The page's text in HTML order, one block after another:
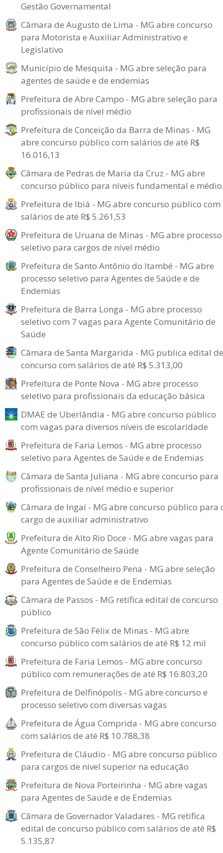
Gestão Governamental
Câmara de Augusto de Lima - MG abre concurso
para Motorista e Auxiliar Administrativo e
Legislativo
Município de Mesquita - MG abre seleção para
agentes de saúde e de endemias
Prefeitura de Abre Campo - MG abre seleção para
profissionais de nível médio
Prefeitura de Conceição da Barra de Minas - MG
abre concurso público com salários de até R$
16.016,13
Câmara de Pedras de Maria da Cruz - MG abre
concurso público para níveis fundamental e médio
Prefeitura de Ibiá - MG abre concurso público com
salários de até R$ 5.261,53
Prefeitura de Uruana de Minas - MG abre processo
seletivo para cargos de nível médio
Prefeitura de Santo Antônio do Itambé - MG abre
processo seletivo para Agentes de Saúde e de
Endemias
Prefeitura de Barra Longa - MG abre processo
seletivo com 7 vagas para Agente Comunitário de
Saúde
Câmara de Santa Margarida - MG publica edital de
concurso com salários de até R$ 5.313,00
Prefeitura de Ponte Nova - MG abre processo
seletivo para profissionais da educação básica
DMAE de Uberlândia - MG abre concurso público
com vagas para diversos níveis de escolaridade
Prefeitura de Faria Lemos - MG abre processo
seletivo para Agentes de Saúde e de Endemias
Câmara de Santa Juliana - MG abre concurso para
profissionais de nível médio e superior
Câmara de Ingaí - MG abre concurso público para
cargo de auxiliar administrativo
Prefeitura de Alto Rio Doce - MG abre vagas para
Agente Comunitário de Saúde
Prefeitura de Conselheiro Pena - MG abre seleção
para Agentes de Saúde e de Endemias
Câmara de Passos - MG retifica edital de concurso
público
Prefeitura de São Félix de Minas - MG abre
concurso público com salários de até R$ 12 mil
Prefeitura de Faria Lemos - MG abre concurso
público com remunerações de até R$ 16.803,20
Prefeitura de Delfinópolis - MG abre concurso e
processo seletivo com diversas vagas
Prefeitura de Água Comprida - MG abre concurso
com salários de até R$ 10.788,38
Prefeitura de Cláudio - MG abre concurso público
para cargos de nível superior na educação
Prefeitura de Nova Porteirinha - MG abre vagas
para Agentes de Saúde e de Endemias
Câmara de Governador Valadares - MG retifica
edital de concurso público com salários de até R$
5.135,87